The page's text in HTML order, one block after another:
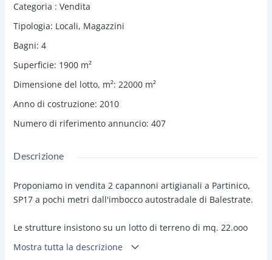
Categoria : Vendita
Tipologia: Locali, Magazzini
Bagni: 4
Superficie: 1900 m²
Dimensione del lotto, m²: 22000 m²
Anno di costruzione: 2010
Numero di riferimento annuncio: 407
Descrizione
Proponiamo in vendita 2 capannoni artigianali a Partinico,
SP17 a pochi metri dall'imbocco autostradale di Balestrate.
Le strutture insistono su un lotto di terreno di mq. 22.ooo
fronte strada principale e recintato, con ampi piazzali
Mostra tutta la descrizione